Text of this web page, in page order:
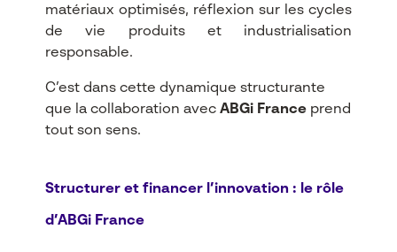
matériaux optimisés, réflexion sur les cycles
de vie produits et industrialisation
responsable.
C’est dans cette dynamique structurante
que la collaboration avec ABGi Franceprend
tout son sens.
Structurer et financer l’innovation : le rôle
d’ABGi France